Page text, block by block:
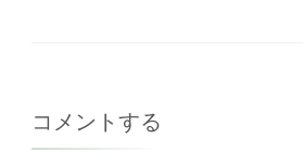
コメントする